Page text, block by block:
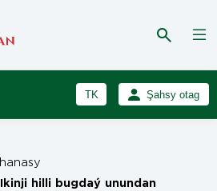
TK
RU
Şahsy otag
hilli bugdaý unundan